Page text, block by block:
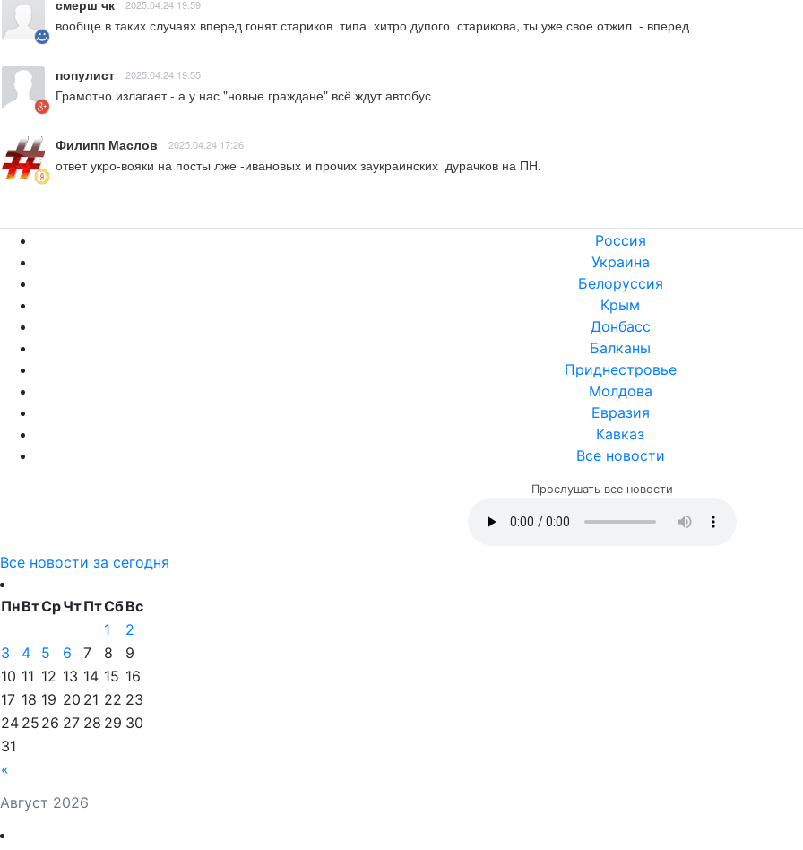
смерш чк 2025.04.24 19:59
вообще в таких случаях вперед гонят стариков  типа  хитро дупого  старикова, ты уже свое отжил  - вперед
популист 2025.04.24 19:55
Грамотно излагает - а у нас "новые граждане" всё ждут автобус
Филипп Маслов 2025.04.24 17:26
ответ укро-вояки на посты лже -ивановых и прочих заукраинских  дурачков на ПН.
Россия
Украина
Белоруссия
Крым
Донбасс
Балканы
Приднестровье
Молдова
Евразия
Кавказ
Все новости
Прослушать все новости
Все новости за сегодня
Август 2026
ПнВтСрЧтПтСбВс
«
1
2
3
4 5 6 7 8
9
10 11 12 13 14 15 16
17 18 19 20 21 22 23
24 25 26 27 28 29 30
31